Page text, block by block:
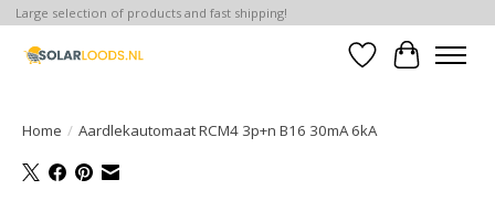
Large selection of products and fast shipping!
Verlanglijst
Home / Aardlekautomaat RCM4 3p+n B16 30mA 6kA